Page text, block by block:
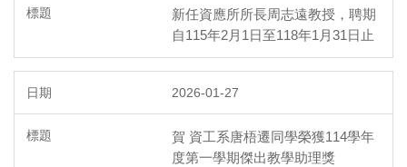
新任資應所所長周志遠教授，聘期
自115年2月1日至118年1月31日止
2026-01-27
賀 資工系唐梧遷同學榮獲114學年
度第一學期傑出教學助理獎